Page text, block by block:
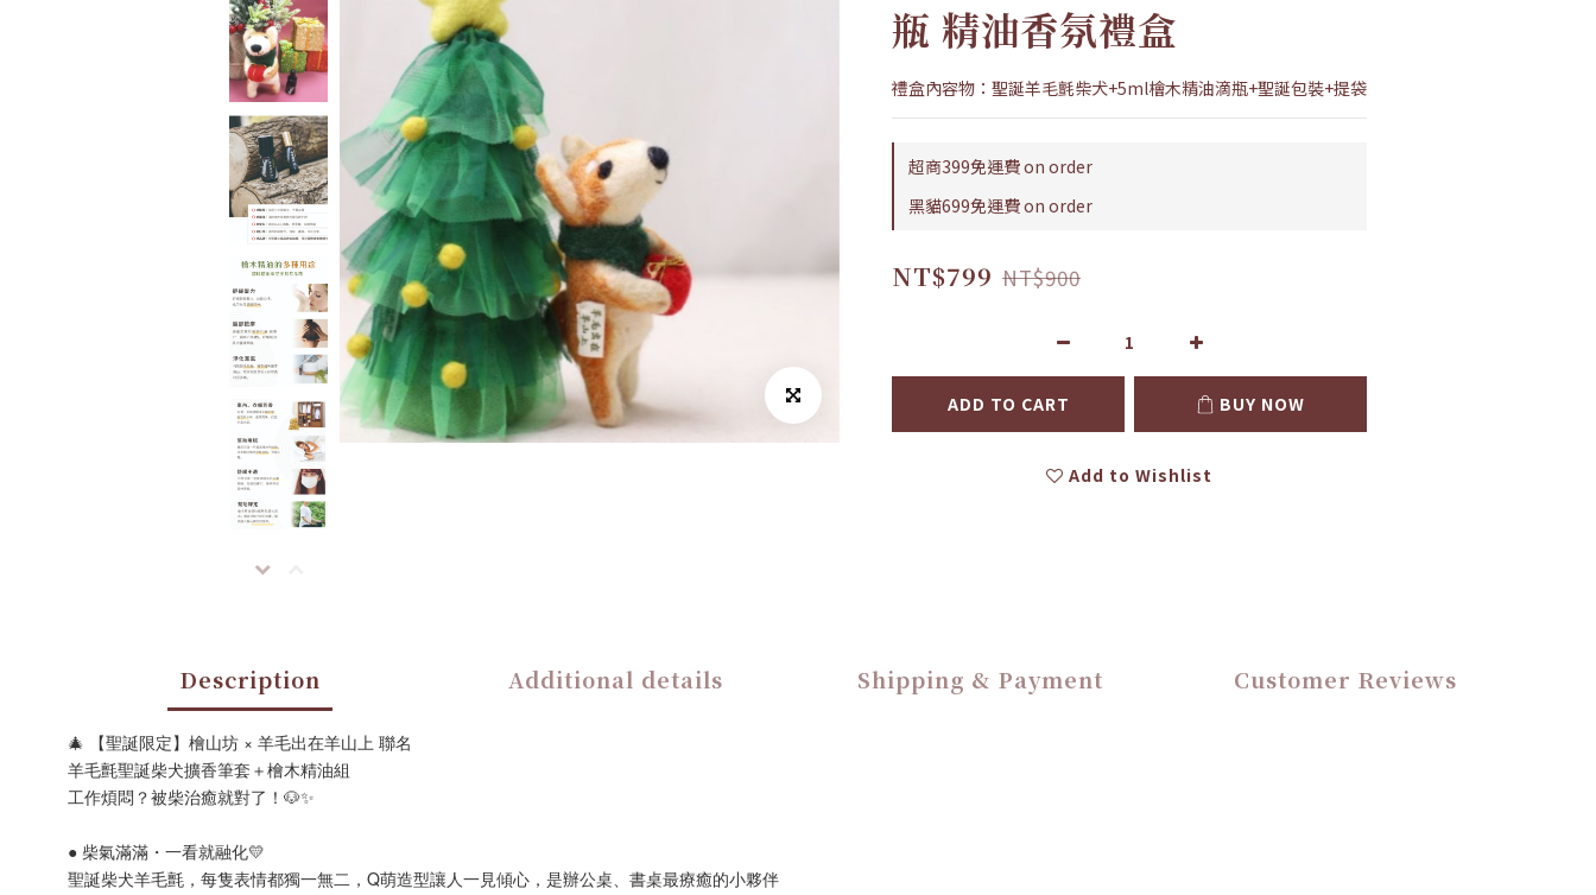
瓶 精油香氛禮盒
禮盒內容物：聖誕羊毛氈柴犬+5ml檜木精油滴瓶+聖誕包裝+提袋
超商399免運費 on order
黑貓699免運費 on order
NT$799 NT$900
ADD TO CART BUY NOW
Add to Wishlist
Description Additional details Shipping & Payment Customer Reviews
🎄 【聖誕限定】檜山坊 × 羊毛出在羊山上 聯名
羊毛氈聖誕柴犬擴香筆套＋檜木精油組
工作煩悶？被柴治癒就對了！🐶✨
● 柴氣滿滿・一看就融化💛
聖誕柴犬羊毛氈，每隻表情都獨一無二，Q萌造型讓人一見傾心，是辦公桌、書桌最療癒的小夥伴